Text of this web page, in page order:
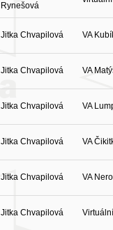
Rynešová
Jitka Chvapilová VA
Jitka Chvapilová VA
Jitka Chvapilová VA
Jitka Chvapilová VA
Jitka Chvapilová VA Nero
Jitka Chvapilová